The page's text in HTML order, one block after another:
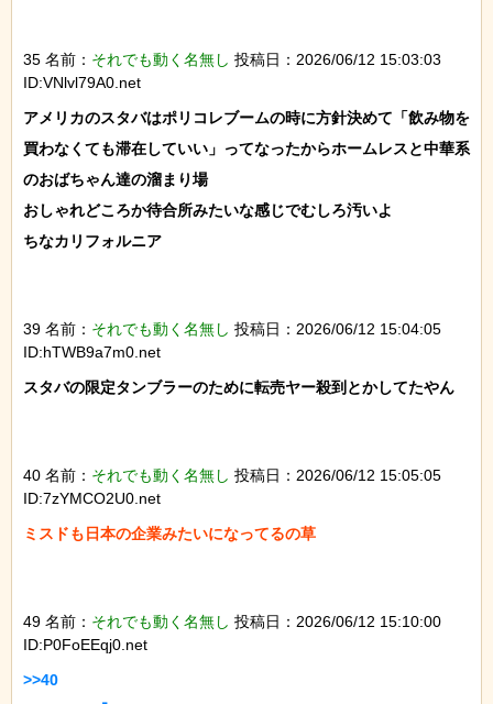
35 名前： それでも動く名無し 投稿日：2026/06/12 15:03:03
ID:VNlvl79A0.net
アメリカのスタバはポリコレブームの時に方針決めて「飲み物を
買わなくても滞在していい」ってなったからホームレスと中華系
のおばちゃん達の溜まり場
おしゃれどころか待合所みたいな感じでむしろ汚いよ
ちなカリフォルニア
39 名前： それでも動く名無し 投稿日：2026/06/12 15:04:05
ID:hTWB9a7m0.net
スタバの限定タンブラーのために転売ヤー殺到とかしてたやん
40 名前： それでも動く名無し 投稿日：2026/06/12 15:05:05
ID:7zYMCO2U0.net
ミスドも日本の企業みたいになってるの草
49 名前： それでも動く名無し 投稿日：2026/06/12 15:10:00
ID:P0FoEEqj0.net
>>40